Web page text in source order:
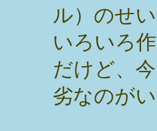
ル）のせ
いろいろ
だけど、
劣なのが